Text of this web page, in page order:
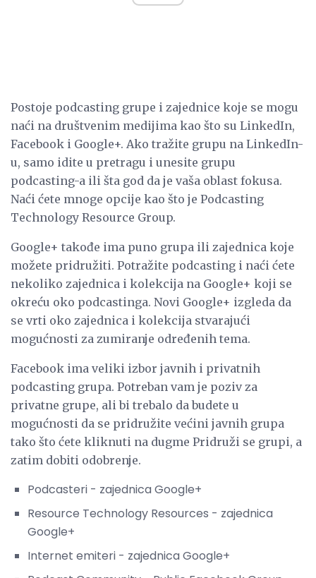
Postoje podcasting grupe i zajednice koje se mogu
naći na društvenim medijima kao što su LinkedIn,
Facebook i Google+. Ako tražite grupu na LinkedIn-
u, samo idite u pretragu i unesite grupu
podcasting-a ili šta god da je vaša oblast fokusa.
Naći ćete mnoge opcije kao što je Podcasting
Technology Resource Group.
Google+ takođe ima puno grupa ili zajednica koje
možete pridružiti. Potražite podcasting i naći ćete
nekoliko zajednica i kolekcija na Google+ koji se
okreću oko podcastinga. Novi Google+ izgleda da
se vrti oko zajednica i kolekcija stvarajući
mogućnosti za zumiranje određenih tema.
Facebook ima veliki izbor javnih i privatnih
podcasting grupa. Potreban vam je poziv za
privatne grupe, ali bi trebalo da budete u
mogućnosti da se pridružite većini javnih grupa
tako što ćete kliknuti na dugme Pridruži se grupi, a
zatim dobiti odobrenje.
Podcasteri - zajednica Google+
Resource Technology Resources - zajednica
Google+
Internet emiteri - zajednica Google+